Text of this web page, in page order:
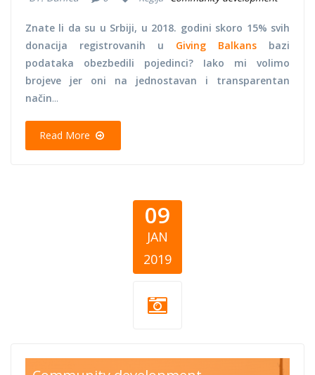
Znate li da su u Srbiji, u 2018. godini skoro 15% svih
donacija registrovanih u Giving Balkans bazi
podataka obezbedili pojedinci? Iako mi volimo
brojeve jer oni na jednostavan i transparentan
način...
Read More
09
JAN
2019